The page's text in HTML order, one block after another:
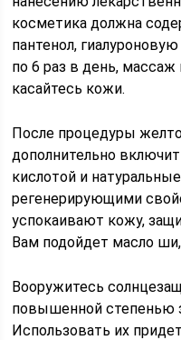
косметика должна
пантенол,
по 6 раз в день,
касайтесь кожи.
После процедуры
дополнительно
кислотой и
регенерирующими
успокаивают кожу,
Вам подойдет масло
Вооружитесь
повышенной степенью
Использовать их